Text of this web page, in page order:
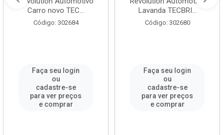
Carro novo TEC...
Código: 302684
Faça seu login
ou
cadastre-se
para ver preços
e comprar
Lavanda TECBRI...
Código: 302680
Faça seu login
ou
cadastre-se
para ver preços
e comprar